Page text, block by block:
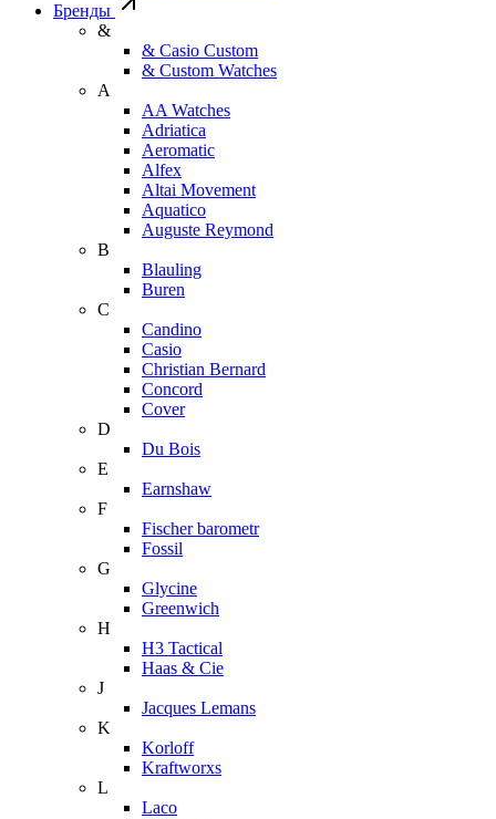
Бренды
&
& Casio Custom
& Custom Watches
A
AA Watches
Adriatica
Aeromatic
Alfex
Altai Movement
Aquatico
Auguste Reymond
B
Blauling
Buren
C
Candino
Casio
Christian Bernard
Concord
Cover
D
Du Bois
E
Earnshaw
F
Fischer barometr
Fossil
G
Glycine
Greenwich
H
H3 Tactical
Haas & Cie
J
Jacques Lemans
K
Korloff
Kraftworxs
L
Laco